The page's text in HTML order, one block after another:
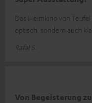
Das Heimkino von
optisch, sondern auch
Rafał S.
Von Begeisterung zu